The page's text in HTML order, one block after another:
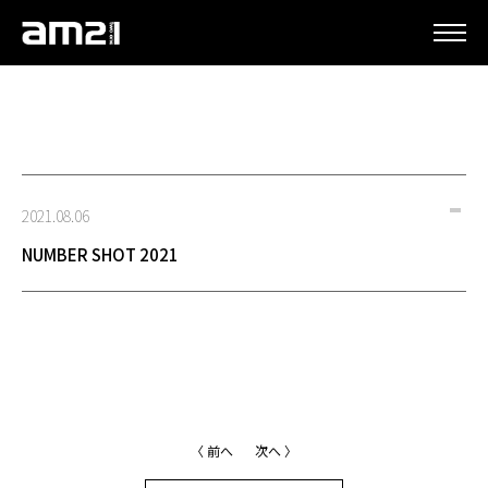
2021.08.06
NUMBER SHOT 2021
〈 前へ 次へ 〉